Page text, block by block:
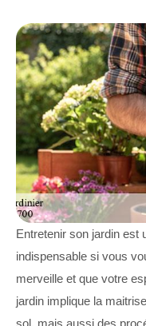
Entretenir son jardin est
indispensable si vous
merveille et que votre
jardin implique la